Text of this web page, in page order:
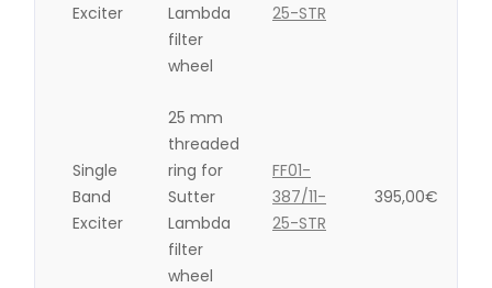
Exciter
Lambda
filter
wheel
25-STR
Single
Band
Exciter
25 mm
threaded
ring for
Sutter
Lambda
filter
wheel
FF01-
387/11-
25-STR
395,00€